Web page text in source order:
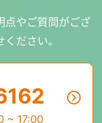
点やご質問がござ
ださい。
~ 17:00